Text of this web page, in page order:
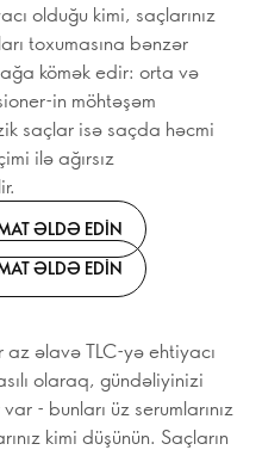
olduğu kimi, saçlarınız
toxumasına bənzər
kömək edir: orta və
in möhtəşəm
saçlar isə saçda həcmi
ilə ağırsız
ƏLDƏ EDIN
ƏLDƏ EDIN
az əlavə TLC-yə ehtiyacı
olaraq, gündəliyinizi
- bunları üz serumlarınız
kimi düşünün. Saçların